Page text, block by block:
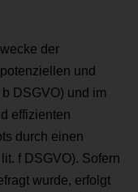
der
und
DSGVO) und im
effizienten
durch einen
f DSGVO). Sofern
wurde, erfolgt